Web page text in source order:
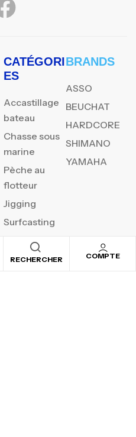
RECHERCHER COMPTE
CATÉGORI
ES
Accastillage
bateau
Chasse sous
marine
Pèche au
flotteur
Jigging
Surfcasting
BRANDS
ASSO
BEUCHAT
HARDCORE
SHIMANO
YAMAHA